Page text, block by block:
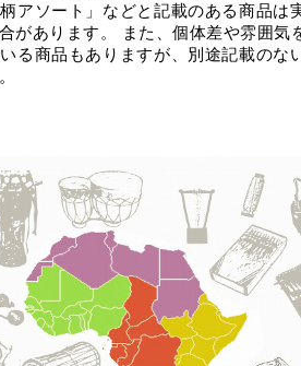
アソート」などと記載のある商品は
があります。 また、個体差や雰囲気
る商品もありますが、別途記載のな